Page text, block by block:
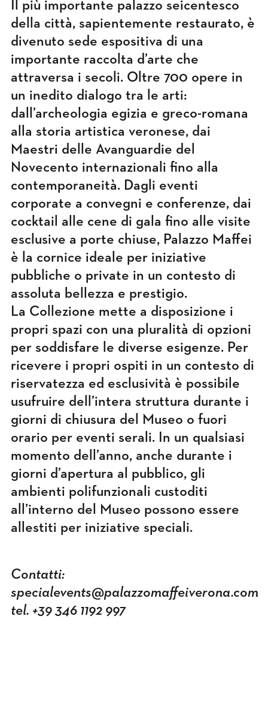
Il più importante palazzo seicentesco
della città, sapientemente restaurato, è
divenuto sede espositiva di una
importante raccolta d’arte che
attraversa i secoli. Oltre 700 opere in
un inedito dialogo tra le arti:
dall’archeologia egizia e greco-romana
alla storia artistica veronese, dai
Maestri delle Avanguardie del
Novecento internazionali fino alla
contemporaneità. Dagli eventi
corporate a convegni e conferenze, dai
cocktail alle cene di gala fino alle visite
esclusive a porte chiuse, Palazzo Maffei
è la cornice ideale per iniziative
pubbliche o private in un contesto di
assoluta bellezza e prestigio.
La Collezione mette a disposizione i
propri spazi con una pluralità di opzioni
per soddisfare le diverse esigenze. Per
ricevere i propri ospiti in un contesto di
riservatezza ed esclusività è possibile
usufruire dell’intera struttura durante i
giorni di chiusura del Museo o fuori
orario per eventi serali. In un qualsiasi
momento dell’anno, anche durante i
giorni d’apertura al pubblico, gli
ambienti polifunzionali custoditi
all’interno del Museo possono essere
allestiti per iniziative speciali.
Contatti:
specialevents@palazzomaffeiverona.com
tel. +39 346 1192 997